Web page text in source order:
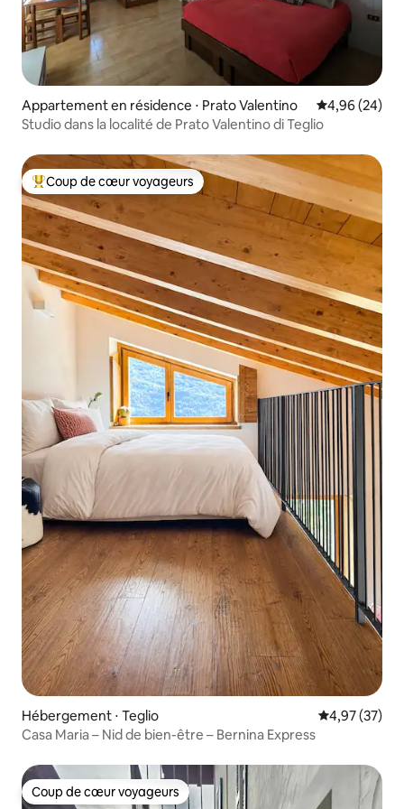
Appartement en résidence ⋅ Prato Valentino Évaluation
4,96 (24)
Studio dans la localité de Prato Valentino di Teglio
Coups de cœur voyageurs les plus appréciés
Coup de cœur voyageurs
Hébergement ⋅ Teglio Évaluation
4,97 (37)
Casa Maria – Nid de bien-être – Bernina Express
Coup de cœur voyageurs
Coup de cœur voyageurs